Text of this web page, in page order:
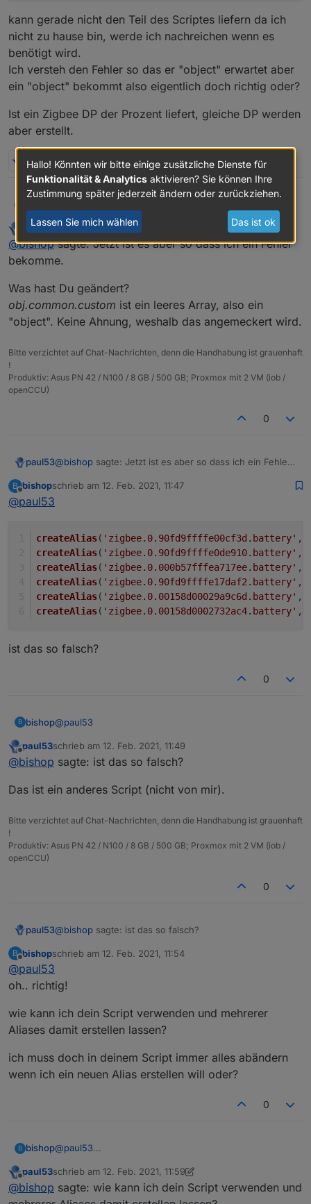
kann gerade nicht den Teil des Scriptes liefern da ich
nicht zu hause bin, werde ich nachreichen wenn es
benötigt wird.
Ich versteh den Fehler so das er "object" erwartet aber
ein "object" bekommt also eigentlich doch richtig oder?
Ist ein Zigbee DP der Prozent liefert, gleiche DP werden
aber erstellt.
M 2 Antworten 0
ich wollte gestern mal wieder paar Aliases anlegen
lassen mit deinem Script hat auch immer wunderbar
funktioniert!
2021-02-10 21:30:11.239 - info: javascript.0
2021-02-10 21:30:11.240 - warn:
kann gerade nicht den Teil des Scriptes liefern da ich
nicht zu hause bin, werde ich nachreichen wenn es
benötigt wird.
Ich versteh den Fehler so das er "object" erwartet aber
Ist ein Zigbee DP der Prozent liefert, gleiche DP werden
aber erstellt.
paul53schrieb am11. Feb. 2021, 12:31
zuletzt editiert von
@bishopsagte: Jetzt ist es aber so dass ich ein Fehler
bekomme.
Was hast Du geändert?
obj.common.custom ist ein leeres Array, also ein
"object". Keine Ahnung, weshalb das angemeckert wird.
Bitte verzichtet auf Chat-Nachrichten, denn die Handhabung ist grauenhaft
!
Produktiv: Asus PN 42 / N100 / 8 GB / 500 GB; Proxmox mit 2 VM (iob /
openCCU)
0
paul53@bishop sagte: Jetzt ist es aber so dass ich ein Fehler
Was hast Du geändert?
B
Offline
bishopschrieb am 12. Feb. 2021, 11:47
zuletzt editiert von
@paul53
createAlias( 'zigbee.0.90fd9ffffe00cf3d.battery' ,
createAlias( 'zigbee.0.90fd9ffffe0de910.battery' ,
createAlias( 'zigbee.0.000b57fffea717ee.battery' ,
createAlias( 'zigbee.0.90fd9ffffe17daf2.battery' ,
createAlias( 'zigbee.0.00158d00029a9c6d.battery' ,
createAlias( 'zigbee.0.00158d0002732ac4.battery' ,
ist das so falsch?
0
B bishop@paul53
Offline
paul53schrieb am 12. Feb. 2021, 11:49
zuletzt editiert von
@bishop sagte: ist das so falsch?
Das ist ein anderes Script (nicht von mir).
Bitte verzichtet auf Chat-Nachrichten, denn die Handhabung ist grauenhaft
!
Produktiv: Asus PN 42 / N100 / 8 GB / 500 GB; Proxmox mit 2 VM (iob /
openCCU)
0
paul53@bishop sagte: ist das so falsch?
Das ist ein anderes Script (nicht von mir).
B
Offline
bishopschrieb am 12. Feb. 2021, 11:54
zuletzt editiert von
@paul53
oh.. richtig!
wie kann ich dein Script verwenden und mehrerer
Aliases damit erstellen lassen?
ich muss doch in deinem Script immer alles abändern
wenn ich ein neuen Alias erstellen will oder?
0
B bishop@paul53
wie kann ich dein Script verwenden und mehrerer
Aliases damit erstellen lassen?
ich muss doch in deinem Script immer alles abändern
Offline
paul53schrieb am 12. Feb. 2021, 11:59
zuletzt editiert von paul53 2. Dez. 2021, 12:59
@bishop sagte: wie kann ich dein Script verwenden und
Hallo! Könnten wir bitte einige zusätzliche Dienste für
Funktionalität & Analytics aktivieren? Sie können Ihre
Zustimmung später jederzeit ändern oder zurückziehen.
Lassen Sie mich wählen Das ist ok